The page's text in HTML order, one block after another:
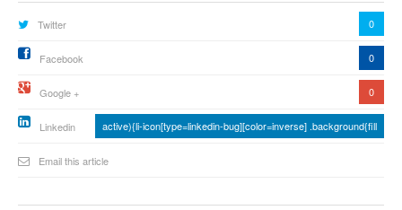
Twitter 0
Facebook 0
Google + 0
Linkedin active){li-icon[type=linkedin-bug][color=inverse] .background{fill
Email this article